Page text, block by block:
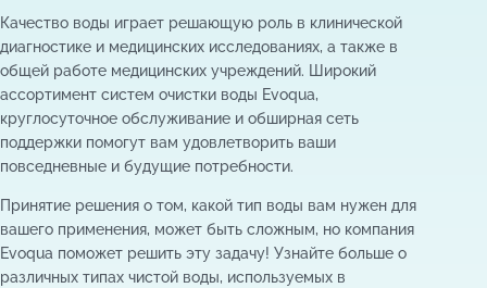
Качество воды играет решающую роль в клинической
диагностике и медицинских исследованиях, а также в
общей работе медицинских учреждений. Широкий
ассортимент систем очистки воды Evoqua,
круглосуточное обслуживание и обширная сеть
поддержки помогут вам удовлетворить ваши
повседневные и будущие потребности.
Принятие решения о том, какой тип воды вам нужен для
вашего применения, может быть сложным, но компания
Evoqua поможет решить эту задачу! Узнайте больше о
различных типах чистой воды, используемых в